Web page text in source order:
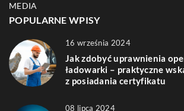
MEDIA
POPULARNE WPISY
16 września 2024
Jak zdobyć uprawnienia
ładowarki – praktyczne
z posiadania certyfikatu
08 lipca 2024